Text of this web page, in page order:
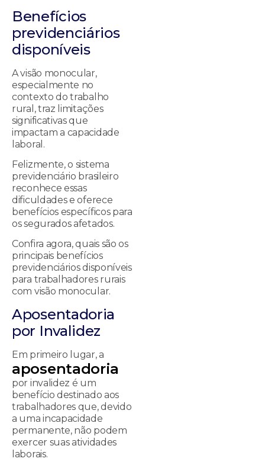
Benefícios
previdenciários
disponíveis
A visão monocular,
especialmente no
contexto do trabalho
rural, traz limitações
significativas que
impactam a capacidade
laboral.
Felizmente, o sistema
previdenciário brasileiro
reconhece essas
dificuldades e oferece
benefícios específicos para
os segurados afetados.
Confira agora, quais são os
principais benefícios
previdenciários disponíveis
para trabalhadores rurais
com visão monocular.
Aposentadoria
por Invalidez
Em primeiro lugar, a
aposentadoria
por invalidez é um
benefício destinado aos
trabalhadores que, devido
a uma incapacidade
permanente, não podem
exercer suas atividades
laborais.